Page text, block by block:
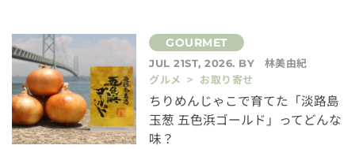
JUL 21ST, 2026. BY
林美由紀
グルメ > お取り寄せ
ちりめんじゃこで育てた「淡路島
玉葱 五色浜ゴールド」ってどんな
味？